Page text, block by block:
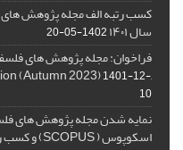
کسب رتبه الف مجله پژوهش های
سال ۱۴۰۱ 1402-05-20
فراخوان: مجله پژوهش های
,Comparative Philosophy of Religion (Autumn 2023)
1401-12-
10
نمایه شدن مجله پژوهش های